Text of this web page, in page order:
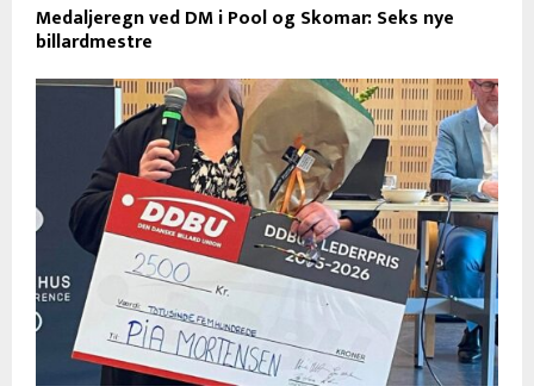
Medaljeregn ved DM i Pool og Skomar: Seks nye
billardmestre